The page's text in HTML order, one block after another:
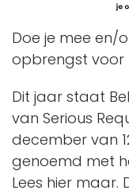
Doe je mee en/
opbrengst voor
Dit jaar staat
van Serious
december van
genoemd met
Lees hier maar.